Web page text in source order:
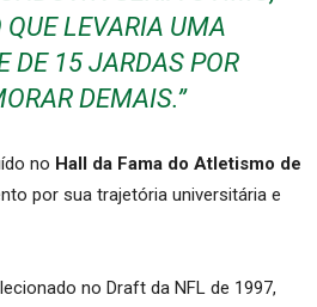
LEVARIA UMA
DE 15 JARDAS POR
DEMAIS.”
no Hall da Fama do Atletismo de
por sua trajetória universitária e
no Draft da NFL de 1997,